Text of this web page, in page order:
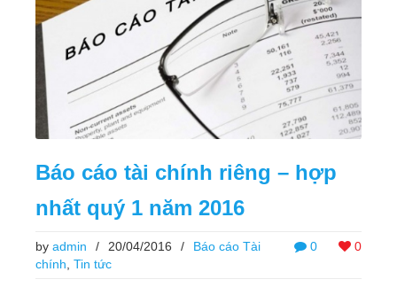
Báo cáo tài chính riêng – hợp
nhất quý 1 năm 2016
0 0
by admin / 20/04/2016 /
Báo cáo Tài
chính Tin tức